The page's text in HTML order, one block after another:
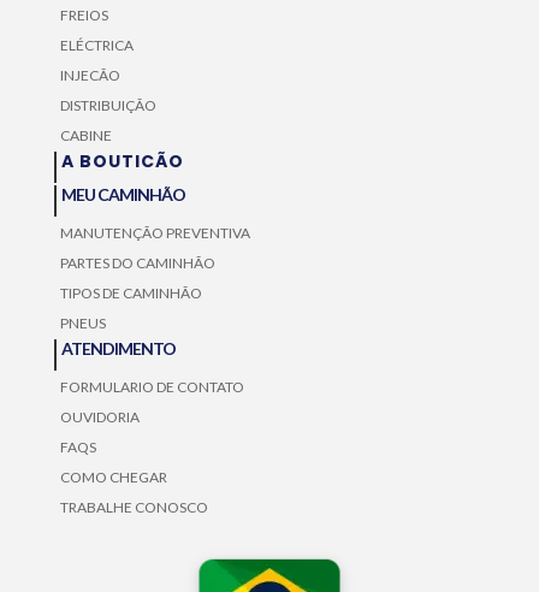
FREIOS
ELÉCTRICA
INJECÃO
DISTRIBUIÇÃO
CABINE
A BOUTICÃO
MEU CAMINHÃO
MANUTENÇÃO PREVENTIVA
PARTES DO CAMINHÃO
TIPOS DE CAMINHÃO
PNEUS
ATENDIMENTO
FORMULARIO DE CONTATO
OUVIDORIA
FAQS
COMO CHEGAR
TRABALHE CONOSCO